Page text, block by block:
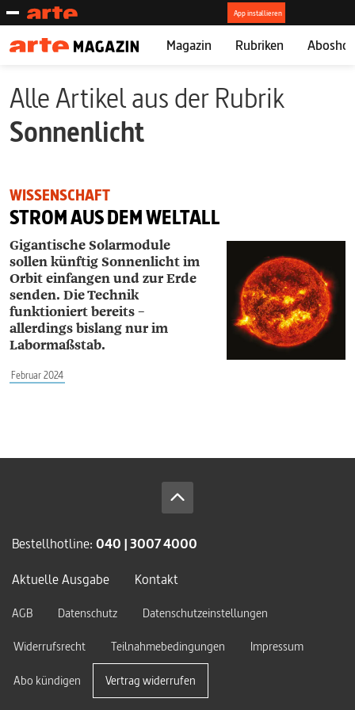
Magazin Rubriken
Alle Artikel aus der Rubrik
Sonnenlicht
WISSENSCHAFT
STROM AUS DEM WELTALL
Gigantische Solarmodule
sollen künftig Sonnenlicht im
Orbit einfangen und zur Erde
senden. Die Technik
funktioniert bereits –
allerdings bislang nur im
Labormaßstab.
Februar 2024
Bestellhotline: 040 | 3007 4000
Aktuelle Ausgabe
Kontakt
AGB Datenschutz
Datenschutzeinstellungen
Widerrufsrecht
Teilnahmebedingungen Impressum
Abo kündigen Vertrag widerrufen